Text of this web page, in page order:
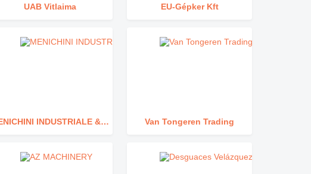
UAB Vitlaima EU-Gépker Kft
MENICHINI INDUSTRIALE & NAVALE SRL Van Tongeren Trading